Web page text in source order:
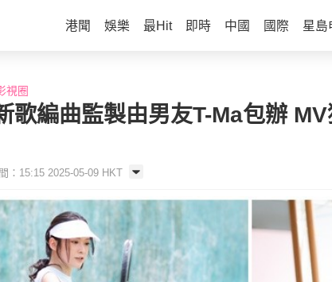
港聞 娛樂 最Hit 即時 中國 國際 星島
視圈
歌編曲監製由男友T-Ma包辦
：15:15 2025-05-09 HKT